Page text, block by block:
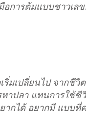
การต้มแบบชาวเล
มเปลี่ยนไป จากชีวิ
าปลา แทนการใช้ชี
ากได้ อยากมี แบบที่